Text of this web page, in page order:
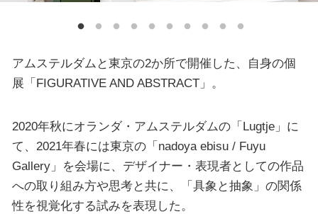
アムステルダムと東京の2か所で開催した、自身の個
展「FIGURATIVE AND ABSTRACT」。
2020年秋にオランダ・アムステルダムの「Lugtje」に
て、2021年春には東京の「nadoya ebisu / Fuyu
Gallery」を会場に、デザイナー・表現者としての作品
への取り組み方や思考と共に、「具象と抽象」の関係
性を視覚化する試みを表現した。